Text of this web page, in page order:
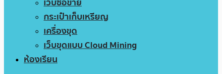
กระเป๋าเก็บเหรียญ
เครื่องขุด
เว็บขุดแบบ Cloud Mining
ห้องเรียน